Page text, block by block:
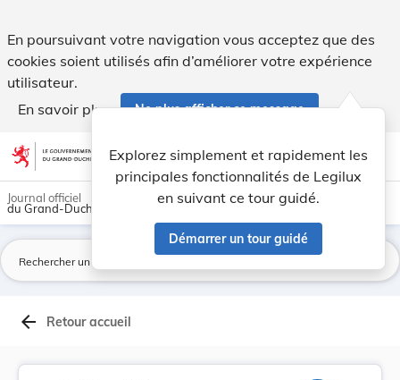
En poursuivant votre navigation vous acceptez que des
cookies soient utilisés afin d’améliorer votre expérience
utilisateur.
En savoir plus
Ne plus afficher ce message
Aller au contenu account_circle help Aide
Explorez simplement et rapidement les
principales fonctionnalités de Legilux
en suivant ce tour guidé.
Démarrer un tour guidé
light_mode dark_mode
Journal officiel
du Grand-Duché de Luxembourg
arrow_back Retour accueil